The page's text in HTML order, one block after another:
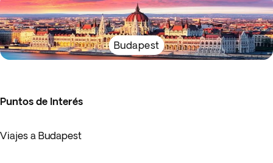
Budapest
Puntos de Interés
Viajes a Budapest